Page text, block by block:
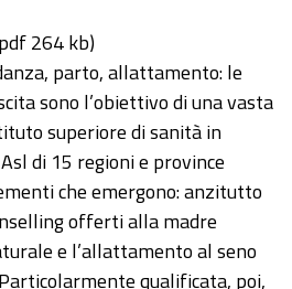
264 kb)
parto, allattamento: le
sono l’obiettivo di una vasta
superiore di sanità in
di 15 regioni e province
che emergono: anzitutto
offerti alla madre
e l’allattamento al seno
qualificata, poi,